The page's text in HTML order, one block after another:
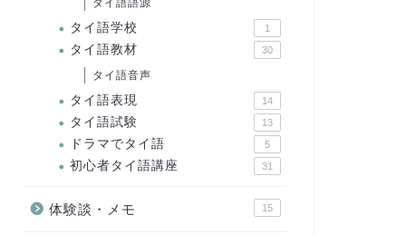
タイ語学校 1
タイ語教材 30
タイ語音声
タイ語表現 14
タイ語試験 13
ドラマでタイ語 5
初心者タイ語講座 31
体験談・メモ 15